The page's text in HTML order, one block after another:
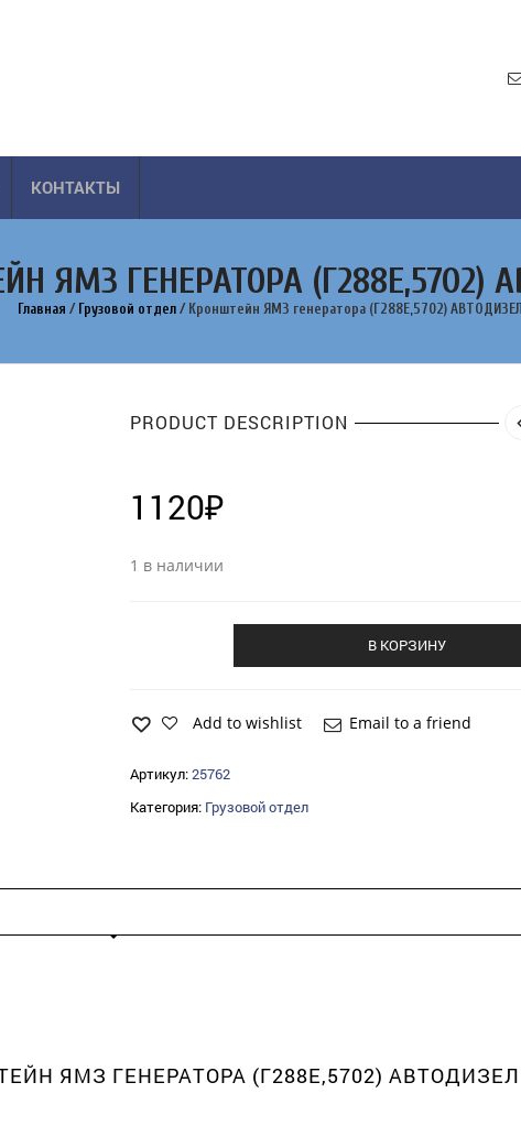
КОНТАКТЫ
ЯМЗ ГЕНЕРАТОРА (Г288Е,5702)
Главная / Грузовой отдел / Кронштейн ЯМЗ генератора (Г288Е,5702)
PRODUCT DESCRIPTION
1120₽
1 в наличии
В КОРЗИНУ
Add to wishlist Email to a friend
Артикул:25762
Категория: Грузовой отдел
ЯМЗ ГЕНЕРАТОРА (Г288Е,5702)